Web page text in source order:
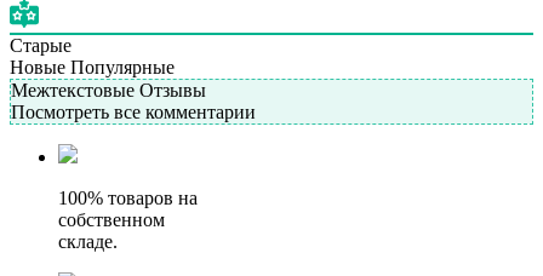
Старые
Новые Популярные
Межтекстовые Отзывы
Посмотреть все комментарии
100% товаров на
собственном
складе.